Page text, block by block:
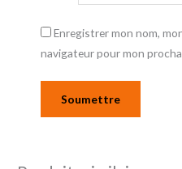
Enregistrer mon nom,
navigateur pour mon